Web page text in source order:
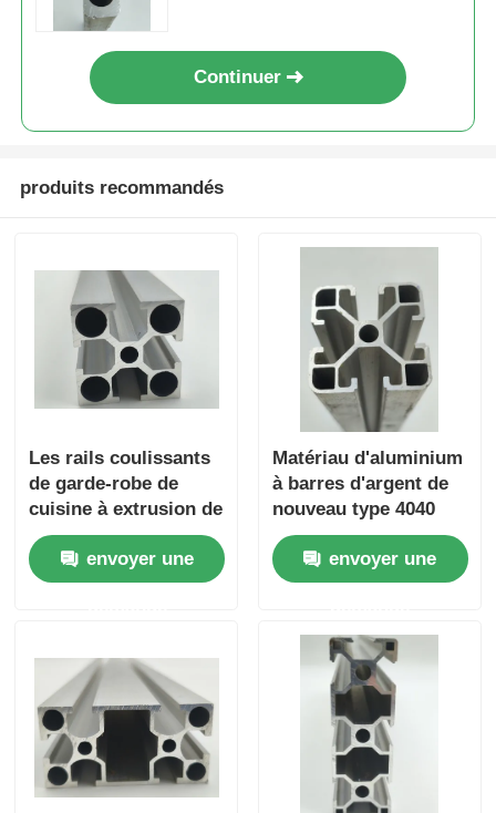
Continuer
produits recommandés
Les rails coulissants
de garde-robe de
cuisine à extrusion de
profilé en aluminium
de la série 6000
fabriqués sur mesure
les fenêtres.
envoyer une
Matériau d'aluminium
à barres d'argent de
nouveau type 4040
6063 T5 Profils
d'aluminium
fabriqués sur mesure
alliage d'aluminium
extrudés
envoyer une